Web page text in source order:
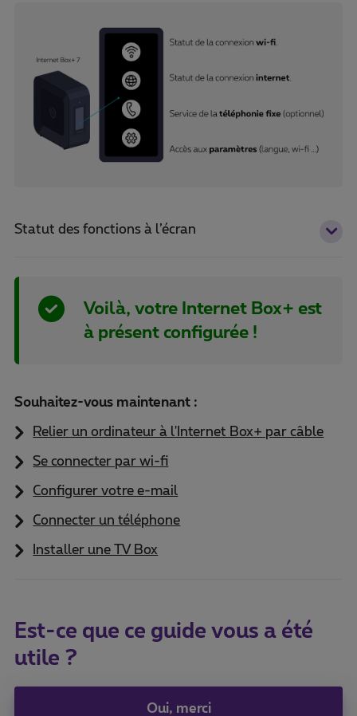
Statut des fonctions à l’écran
Voilà, votre Internet Box+ est
à présent configurée !
Souhaitez-vous maintenant :
Relier un ordinateur à l'Internet Box+ par câble
Se connecter par wi-fi
Configurer votre e-mail
Connecter un téléphone
Installer une TV Box
Est-ce que ce guide vous a été
utile ?
Oui, merci